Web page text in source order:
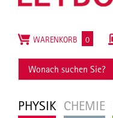
PHYSIK CHEMIE
WARENKORB 0